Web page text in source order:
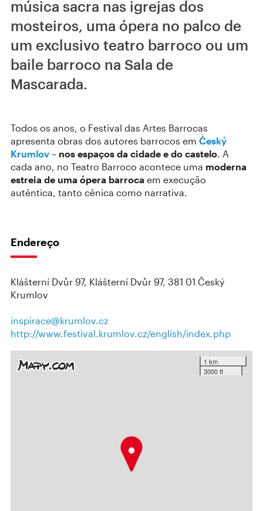
música sacra nas igrejas dos
mosteiros, uma ópera no palco de
um exclusivo teatro barroco ou um
baile barroco na Sala de
Mascarada.
Todos os anos, o Festival das Artes Barrocas
apresenta obras dos autores barrocos em Český
Krumlov – nos espaços da cidade e do castelo. A
cada ano, no Teatro Barroco acontece uma moderna
estreia de uma ópera barroca em execução
autêntica, tanto cênica como narrativa.
Endereço
Klášterní Dvůr 97, Klášterní Dvůr 97, 381 01 Český
Krumlov
inspirace@krumlov.cz
http://www.festival.krumlov.cz/english/index.php
1 km
3000 ft